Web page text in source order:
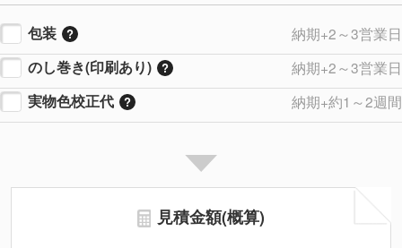
包装
納期+2～3営業日
のし巻き(印刷あり)
納期+2～3営業日
実物色校正代
納期+約1～2週間
見積金額(概算)